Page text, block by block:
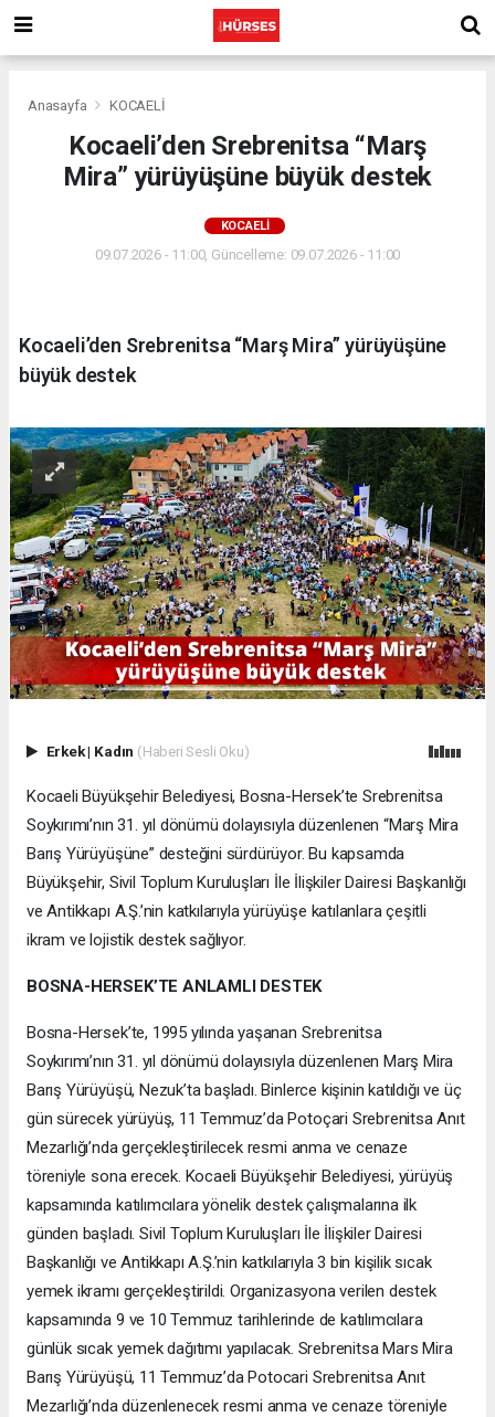
Anasayfa KOCAELİ
Kocaeli’den Srebrenitsa “Marş
Mira” yürüyüşüne büyük destek
KOCAELİ
09.07.2026 - 11:00, Güncelleme: 09.07.2026 - 11:00
Kocaeli’den Srebrenitsa “Marş Mira” yürüyüşüne
büyük destek
Erkek| Kadın (Haberi Sesli Oku)
Kocaeli Büyükşehir Belediyesi, Bosna-Hersek’te Srebrenitsa
Soykırımı’nın 31. yıl dönümü dolayısıyla düzenlenen “Marş Mira
Barış Yürüyüşüne” desteğini sürdürüyor. Bu kapsamda
Büyükşehir, Sivil Toplum Kuruluşları İle İlişkiler Dairesi Başkanlığı
ve Antikkapı A.Ş.’nin katkılarıyla yürüyüşe katılanlara çeşitli
ikram ve lojistik destek sağlıyor.
BOSNA-HERSEK’TE ANLAMLI DESTEK
Bosna-Hersek’te, 1995 yılında yaşanan Srebrenitsa
Soykırımı’nın 31. yıl dönümü dolayısıyla düzenlenen Marş Mira
Barış Yürüyüşü, Nezuk’ta başladı. Binlerce kişinin katıldığı ve üç
gün sürecek yürüyüş, 11 Temmuz’da Potoçari Srebrenitsa Anıt
Mezarlığı’nda gerçekleştirilecek resmi anma ve cenaze
töreniyle sona erecek. Kocaeli Büyükşehir Belediyesi, yürüyüş
kapsamında katılımcılara yönelik destek çalışmalarına ilk
günden başladı. Sivil Toplum Kuruluşları İle İlişkiler Dairesi
Başkanlığı ve Antikkapı A.Ş.’nin katkılarıyla 3 bin kişilik sıcak
yemek ikramı gerçekleştirildi. Organizasyona verilen destek
kapsamında 9 ve 10 Temmuz tarihlerinde de katılımcılara
günlük sıcak yemek dağıtımı yapılacak. Srebrenitsa Mars Mira
Barış Yürüyüşü, 11 Temmuz’da Potocari Srebrenitsa Anıt
Mezarlığı’nda düzenlenecek resmi anma ve cenaze töreniyle